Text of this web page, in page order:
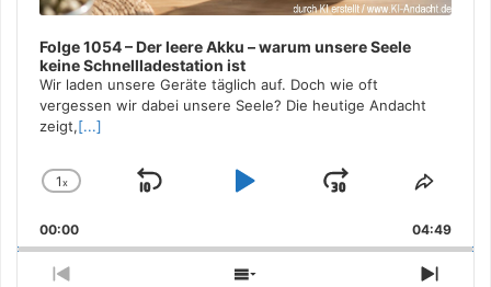
Folge 1054 – Der leere Akku – warum unsere Seele
keine Schnellladestation ist
Wir laden unsere Geräte täglich auf. Doch wie oft
vergessen wir dabei unsere Seele? Die heutige Andacht
zeigt,[...]
Change
Rate
1x
Skip
Play
Jump
Forward
Share
00:00 04:49